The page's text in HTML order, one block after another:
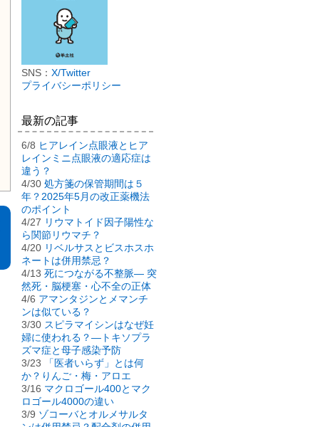
SNS： X/Twitter
プライバシーポリシー
最新の記事
6/8 ヒアレイン点眼液とヒア
レインミニ点眼液の適応症は
違う？
4/30 処方箋の保管期間は５
年？2025年5月の改正薬機法
のポイント
4/27 リウマトイド因子陽性な
ら関節リウマチ？
4/20 リベルサスとビスホスホ
ネートは併用禁忌？
4/13 死につながる不整脈― 突
然死・脳梗塞・心不全の正体
4/6 アマンタジンとメマンチ
ンは似ている？
3/30 スピラマイシンはなぜ妊
婦に使われる？―トキソプラ
ズマ症と母子感染予防
3/23
「医者いらず」とは何
か？りんご・梅・アロエ
3/16 マクロゴール400とマク
ロゴール4000の違い
3/9 ゾコーバとオルメサルタ